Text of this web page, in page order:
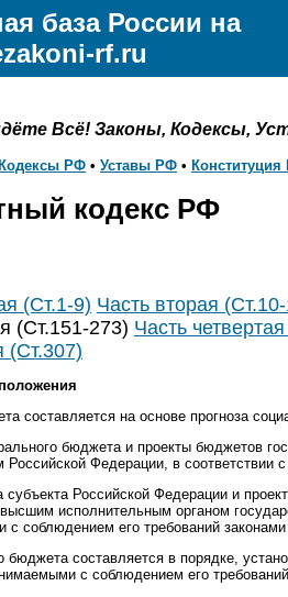
база России на
rf.ru
Всё! Законы, Кодексы,
Кодексы РФ • Уставы РФ •
кодекс РФ
(Ст.1-9) Часть вторая
(Ст.151-273) Часть
(Ст.307)
составляется на основе прогноза
бюджета и проекты бюджетов
Российской Федерации, в соответствии
субъекта Российской Федерации и
исполнительным органом
соблюдением его требований
бюджета составляется в порядке,
с соблюдением его